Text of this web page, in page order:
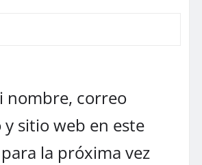
nombre, correo
sitio web en este
la próxima vez